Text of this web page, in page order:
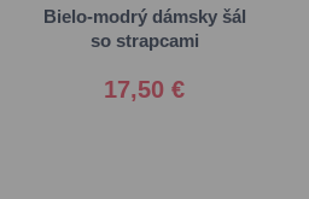
Bielo-modrý dámsky šál
so strapcami
17,50 €